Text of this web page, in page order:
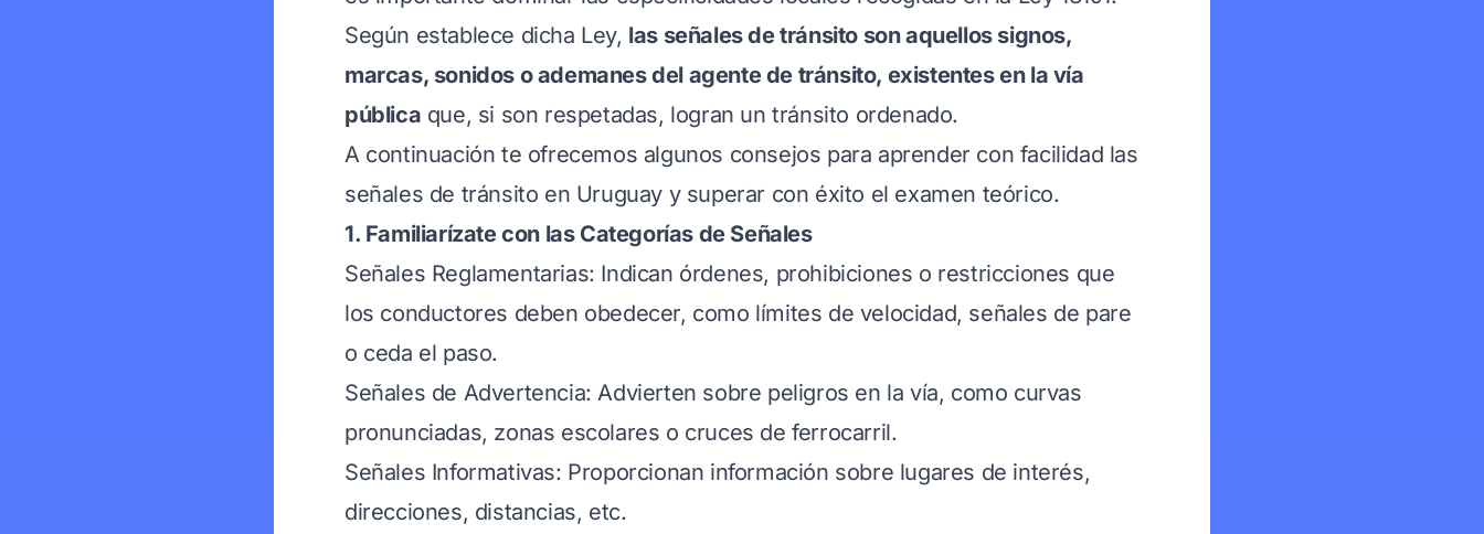
Según establece dicha Ley, las señales de tránsito son aquellos signos,
marcas, sonidos o ademanes del agente de tránsito, existentes en la vía
pública que, si son respetadas, logran un tránsito ordenado.
A continuación te ofrecemos algunos consejos para aprender con facilidad las
señales de tránsito en Uruguay y superar con éxito el examen teórico.
1. Familiarízate con las Categorías de Señales
Señales Reglamentarias: Indican órdenes, prohibiciones o restricciones que
los conductores deben obedecer, como límites de velocidad, señales de pare
o ceda el paso.
Señales de Advertencia: Advierten sobre peligros en la vía, como curvas
pronunciadas, zonas escolares o cruces de ferrocarril.
Señales Informativas: Proporcionan información sobre lugares de interés,
direcciones, distancias, etc.